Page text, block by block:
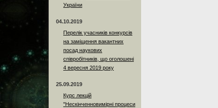
України
04.10.2019
Перелік учасників конкурсів
на заміщення вакантних
посад наукових
співробітників, що оголошені
4 вересня 2019 року
25.09.2019
Курс лекцій
"Нескінченновимірні процеси